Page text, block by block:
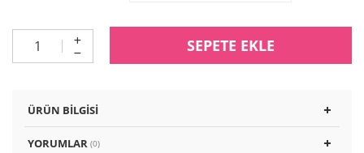
SEPETE EKLE
ÜRÜN BILGISI
YORUMLAR (0)